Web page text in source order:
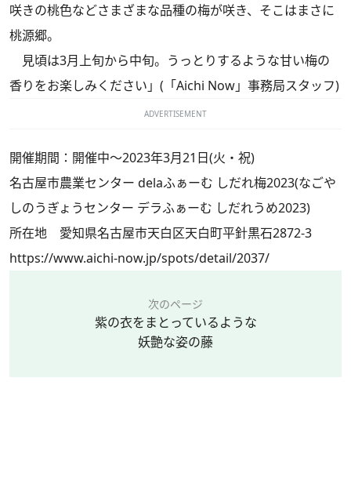
咲きの桃色などさまざまな品種の梅が咲き、そこはまさに
桃源郷。
見頃は3月上旬から中旬。うっとりするような甘い梅の
香りをお楽しみください」(「Aichi Now」事務局スタッフ)
ADVERTISEMENT
開催期間：開催中～2023年3月21日(火・祝)
名古屋市農業センター delaふぁーむ しだれ梅2023(なごや
しのうぎょうセンター デラふぁーむ しだれうめ2023)
所在地 愛知県名古屋市天白区天白町平針黒石2872-3
https://www.aichi-now.jp/spots/detail/2037/
次のページ
紫の衣をまとっているような
妖艶な姿の藤